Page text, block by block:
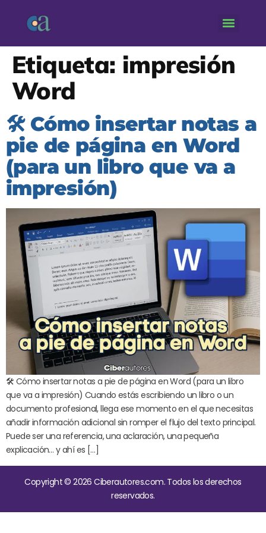
Etiqueta: impresión
Word
🛠️ Cómo insertar notas a
pie de página en Word
(para un libro que va a
impresión)
🛠️ Cómo insertar notas a pie de página en Word (para un libro
que va a impresión) Cuando estás escribiendo un libro o un
documento profesional, llega ese momento en el que necesitas
añadir información adicional sin romper el flujo del texto principal.
Puede ser una referencia, una aclaración, una pequeña
explicación… y ahí es […]
Copyright © 2026 Ciberautores.com. Todos los derechos
reservados.